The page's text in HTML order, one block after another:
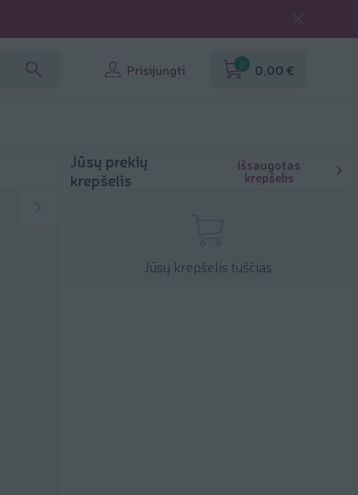
Prisijungti 0 0,00 €
Jūsų prekių
krepšelis
Išsaugotas
krepšelis
Jūsų krepšelis tuščias